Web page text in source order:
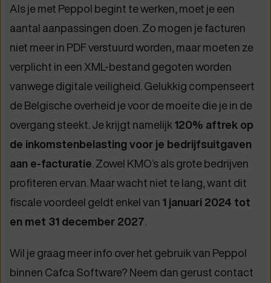
Als je met Peppol begint te werken, moet je een
aantal aanpassingen doen. Zo mogen je facturen
niet meer in PDF verstuurd worden, maar moeten ze
verplicht in een XML-bestand gegoten worden
vanwege digitale veiligheid. Gelukkig compenseert
de Belgische overheid je voor de moeite die je in de
overgang steekt. Je krijgt namelijk120% aftrek op
de inkomstenbelasting voor je bedrijfsuitgaven
aan e-facturatie. Zowel KMO’s als grote bedrijven
profiteren ervan. Maar wacht niet te lang, want dit
fiscale voordeel geldt enkel van 1 januari 2024 tot
en met 31 december 2027.
Wil je graag meer info over het gebruik van Peppol
binnen Cafca Software? Neem dan gerust contact